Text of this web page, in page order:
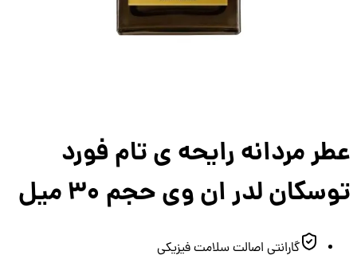
مردانه رایحه ی تام فورد
لدر ان وی حجم 30 میل
گارانتی اصالت سلامت فیزیکی